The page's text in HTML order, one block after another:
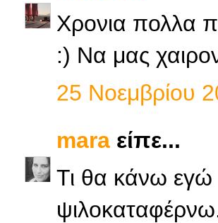
Χρονια πολλα
:) Να μας
25 Νοεμβρίου
mara είπε...
Τι θα κάνω εγώ